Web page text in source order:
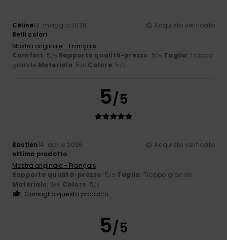
Céline12. maggio 2026
Acquisto verificato
Belli colori
Mostra originale - Français
Comfort: 5/5 Rapporto qualità-prezzo: 5/5 Taglia: Troppo
grande Materiale: 5 /5 Colore: 5 /5
5/5
Bastien14. aprile 2026
Acquisto verificato
ottimo prodotto
Mostra originale - Français
Rapporto qualità-prezzo: 5/5 Taglia: Troppo grande
Materiale: 5/5 Colore: 5/5
Consiglio questo prodotto
5/5